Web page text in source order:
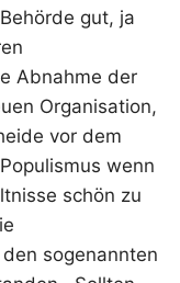
gut, ja
Abnahme der
Organisation,
vor dem
wenn
schön zu
sogenannten